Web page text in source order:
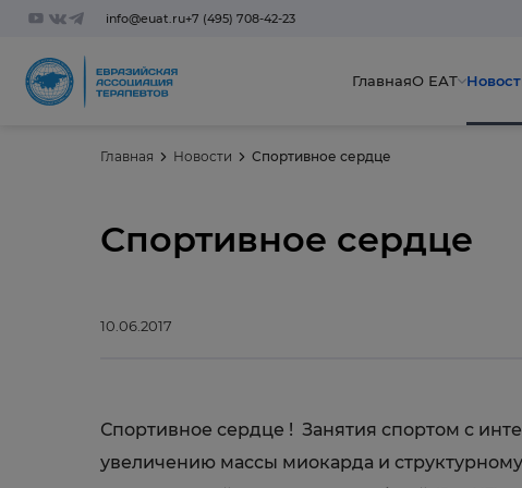
info@euat.ru+7 (495) 708-42-23
ГлавнаяО ЕАТ
Главная Новости Спортивное сердце
Спортивное сердце
10.06.2017
Спортивное сердце ! Занятия спортом с
увеличению массы миокарда и